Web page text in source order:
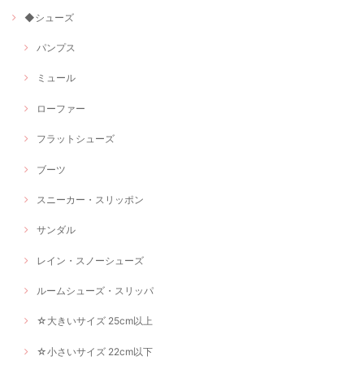
◆シューズ
パンプス
ミュール
ローファー
フラットシューズ
ブーツ
スニーカー・スリッポン
サンダル
レイン・スノーシューズ
ルームシューズ・スリッパ
☆大きいサイズ 25cm以上
☆小さいサイズ 22cm以下